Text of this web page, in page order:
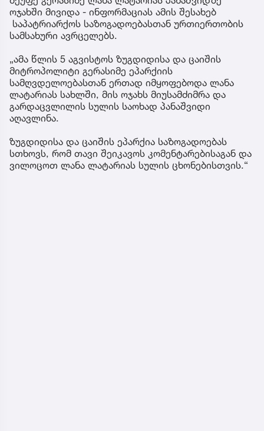
ოჯახში მივიდა - ინფორმაციას ამის შესახებ
საპატრიარქოს საზოგადოებასთან ურთიერთობის
სამსახური ავრცელებს.
„ამა წლის 5 აგვისტოს ზუგდიდისა და ცაიშის
მიტროპოლიტი გერასიმე ეპარქიის
სამღვდელოებასთან ერთად იმყოფებოდა ლანა
ლატარიას სახლში, მის ოჯახს მიუსამძიმრა და
გარდაცვლილის სულის საოხად პანაშვიდი
აღავლინა.
ზუგდიდისა და ცაიშის ეპარქია საზოგადოებას
სთხოვს, რომ თავი შეიკავოს კომენტარებისაგან და
ვილოცოთ ლანა ლატარიას სულის ცხონებისთვის.“